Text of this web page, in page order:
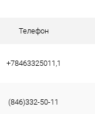
Телефон
+78463325011,1
(846)332-50-11